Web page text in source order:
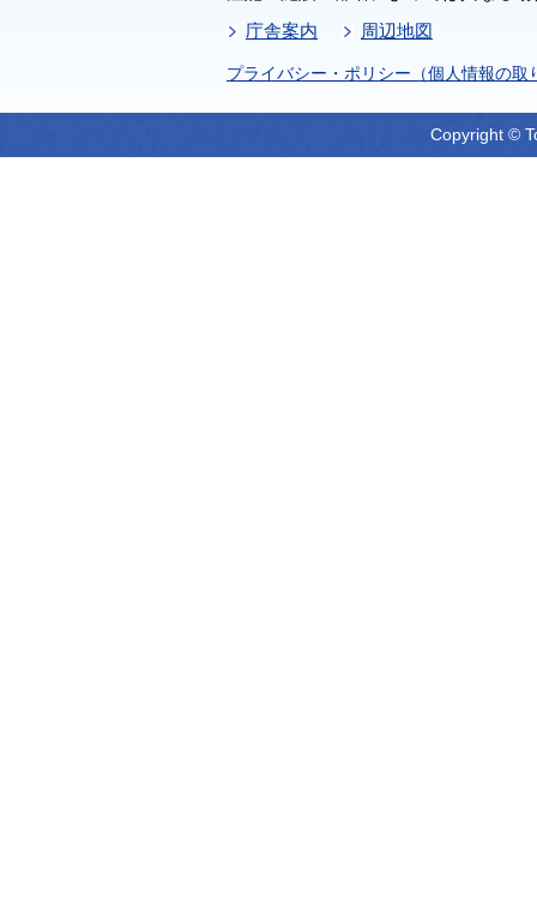
庁舎案内
周辺地図
プライバシー・ポリシー（個人情報の取
Copyright ©